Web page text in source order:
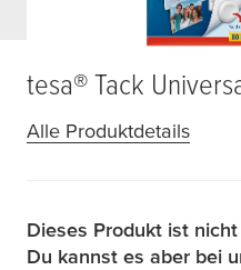
tesa® Tack
Alle Produktdetails
Dieses Produkt ist
Du kannst es aber bei